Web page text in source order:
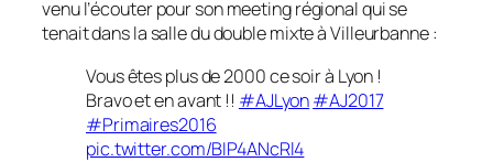
venu l’écouter pour son meeting régional qui se
tenait dans la salle du double mixte à Villeurbanne :
Vous êtes plus de 2000 ce soir à Lyon !
Bravo et en avant !! #AJLyon#AJ2017
#Primaires2016
pic.twitter.com/BIP4ANcRl4